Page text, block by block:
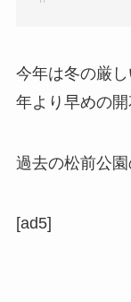
今年は冬の厳
年より早めの開
過去の松前公園
[ad5]